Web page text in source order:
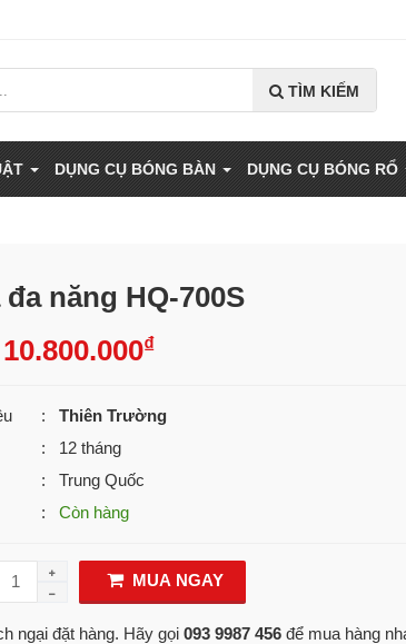
TÌM KIẾM
DỤNG CỤ BÓNG BÀN DỤNG CỤ BÓNG RỔ
năng HQ-700S
10.800.000₫
: Thiên Trường
: 12 tháng
: Trung Quốc
: Còn hàng
MUA NGAY
ngại đặt hàng. Hãy gọi 093 9987 456để mua hàng